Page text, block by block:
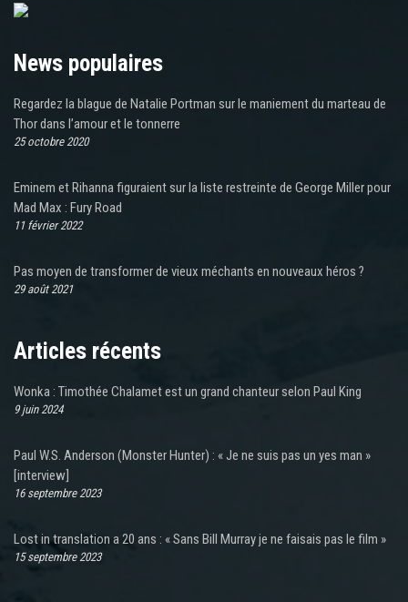
News populaires
Regardez la blague de Natalie Portman sur le maniement du marteau de
Thor dans l’amour et le tonnerre
25 octobre 2020
Eminem et Rihanna figuraient sur la liste restreinte de George Miller pour
Mad Max : Fury Road
11 février 2022
Pas moyen de transformer de vieux méchants en nouveaux héros ?
29 août 2021
Articles récents
Wonka : Timothée Chalamet est un grand chanteur selon Paul King
9 juin 2024
Paul W.S. Anderson (Monster Hunter) : « Je ne suis pas un yes man »
[interview]
16 septembre 2023
Lost in translation a 20 ans : « Sans Bill Murray je ne faisais pas le film »
15 septembre 2023